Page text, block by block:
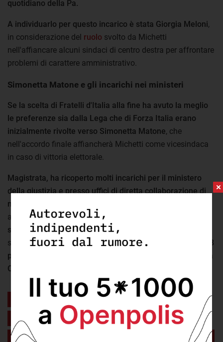
quotidiano della Pa.
A individuarlo per questo incarico è stata Giorgia Meloni,
in considerazione del ruolo svolto da Michetti
nell'affiancare alcuni sindaci di centro destra per affrontare
problemi di carattere amministrativo.
Simonetta Matone e gli incarichi nei ministeri
Se la scelta di Fratelli d'Italia alla fine ha avuto la meglio
le preferenze sia dalla Lega che di Forza Italia erano
inizialmente rivolte verso Simonetta Matone, che
nell'accordo finale affiancherà Michetti come vicesindaca
in caso di vittoria elettorale.
Magistrata, ha ricoperto molti incarichi per il ministero
della giustizia e presso uffici di diretta collaborazione di
ministri e sottosegretari
arrivarono già alla fine degli anni 80 come capo della
segreteria di due politici del partito socialista
sottosegretario Frasca e poi del ministro Vassalli.
Nel 2008
poi ha ricoperto il ruolo di capo di gabinetto della ministra
Carfagna
I membri degli uffici di diretta
collaborazione sono nominati nel loro
incarico in virtù di un rapporto fiduciario